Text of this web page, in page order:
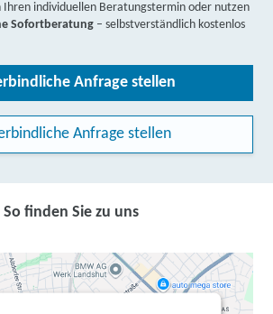
Ihren individuellen Beratungstermin oder nutzen
Sofortberatung – selbstverständlich kostenlos
Anfrage stellen
Anfrage stellen
So finden Sie zu uns